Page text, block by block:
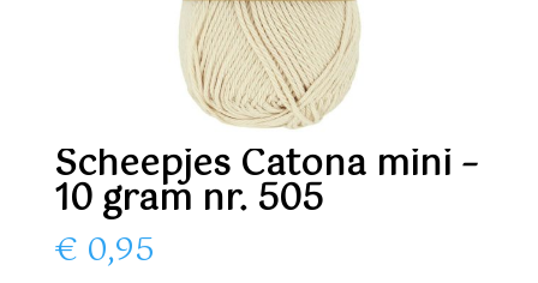
Scheepjes Catona mini –
10 gram nr. 505
€ 0,95